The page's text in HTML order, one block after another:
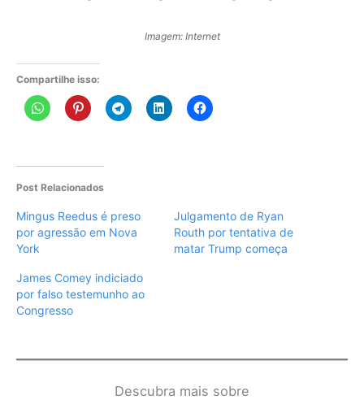
Imagem: Internet
Compartilhe isso:
Post Relacionados
Mingus Reedus é preso
por agressão em Nova
York
Julgamento de Ryan
Routh por tentativa de
matar Trump começa
James Comey indiciado
por falso testemunho ao
Congresso
Descubra mais sobre